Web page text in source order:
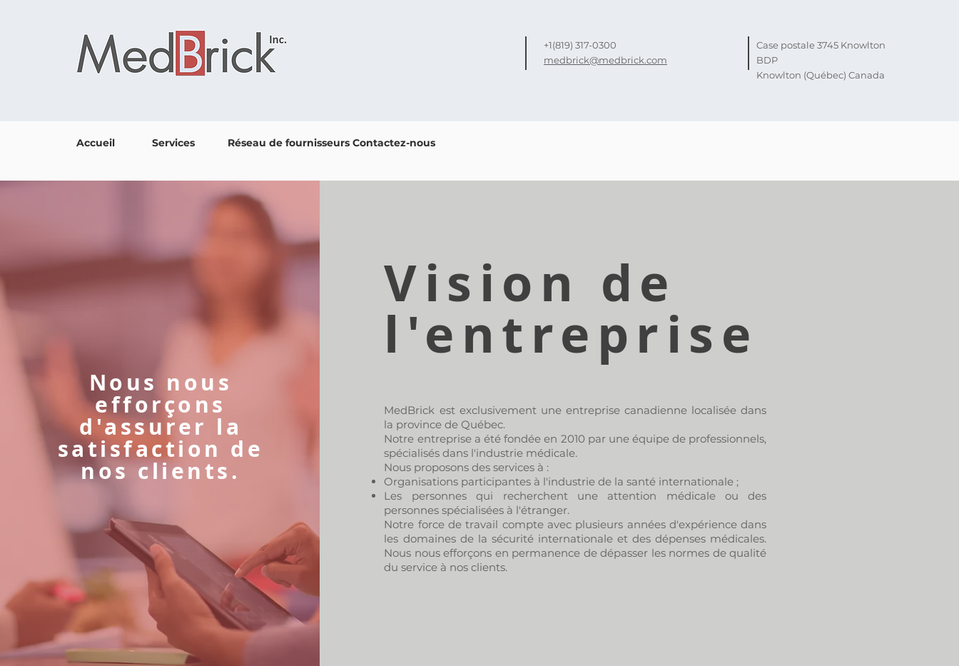
+1(819) 317-0300
medbrick@medbrick.com
Case postale 3745 Knowlton
BDP
Knowlton (Québec) Canada
Accueil Services Réseau de fournisseurs Contactez-nous
Nous nous
efforçons
d'assurer la
satisfaction de
nos clients.
Vision de
l'entreprise
MedBrick est exclusivement une entreprise canadienne localisée dans
la province de Québec.
Notre entreprise a été fondée en 2010 par une équipe de professionnels,
spécialisés dans l'industrie médicale.
Nous proposons des services à :
Organisations participantes à l'industrie de la santé internationale ;
Les personnes qui recherchent une attention médicale ou des
personnes spécialisées à l'étranger.
Notre force de travail compte avec plusieurs années d'expérience dans
les domaines de la sécurité internationale et des dépenses médicales.
Nous nous efforçons en permanence de dépasser les normes de qualité
du service à nos clients.